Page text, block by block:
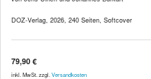
DOZ-Verlag, 2026, 240 Seiten, Softcover
79,90 €
inkl. MwSt. zzgl. Versandkosten